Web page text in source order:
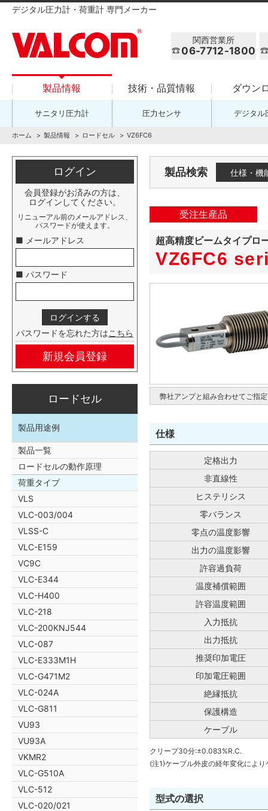
デジタル圧力計・荷重計 専門メーカー
関西営業所
06-7712-1800
製品情報 技術・品質情報 ダウン
サニタリ圧力計 圧力センサ デジタル
ホーム 製品情報 ロードセル VZ6FC6
製品検索 仕様・機
受注生産品
超高精度ビームタイプロ
VZ6FC6
弊社アンプと組み合わせてご指
仕様
定格出力
非直線性
ヒステリシス
零バランス
零点の温度影響
出力の温度影響
許容過負荷
温度補償範囲
許容温度範囲
入力抵抗
出力抵抗
推奨印加電圧
印加電圧範囲
絶縁抵抗
保護構造
ケーブル
クリープ30分:±0.083%R.C.
(注1)ケーブル外皮の経年変化によ
型式の選択
ログイン
会員登録がお済みの方は、
ログインしてください。
リニューアル前のメールアドレス、
パスワードが使えます。
■ メールアドレス
■ パスワード
パスワードを忘れた方はこちら
新規会員登録
ロードセル
製品用途例
製品一覧
ロードセルの動作原理
荷重タイプ
VLS
VLC-003/004
VLSS-C
VLC-E159
VC9C
VLC-E344
VLC-H400
VLC-218
VLC-200KNJ544
VLC-087
VLC-E333M1H
VLC-G471M2
VLC-024A
VLC-G811
VU93
VU93A
VKMR2
VLC-G510A
VLC-512
VLC-020/021